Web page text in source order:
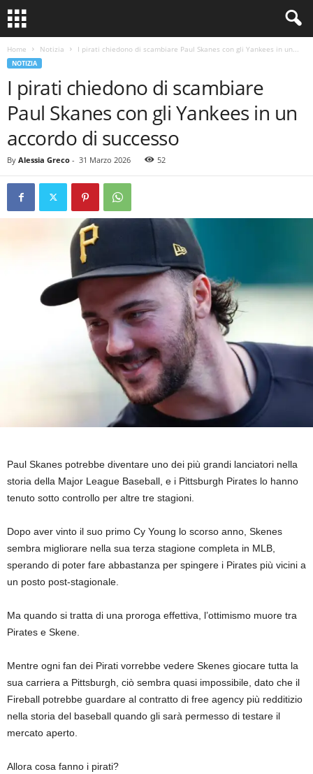
Home Notizia I pirati chiedono di scambiare Paul Skanes con gli Yankees in un...
NOTIZIA
I pirati chiedono di scambiare
Paul Skanes con gli Yankees in un
accordo di successo
By Alessia Greco - 31 Marzo 2026 52
Paul Skanes potrebbe diventare uno dei più grandi lanciatori nella
storia della Major League Baseball, e i Pittsburgh Pirates lo hanno
tenuto sotto controllo per altre tre stagioni.
Dopo aver vinto il suo primo Cy Young lo scorso anno, Skenes
sembra migliorare nella sua terza stagione completa in MLB,
sperando di poter fare abbastanza per spingere i Pirates più vicini a
un posto post-stagionale.
Ma quando si tratta di una proroga effettiva, l’ottimismo muore tra
Pirates e Skene.
Mentre ogni fan dei Pirati vorrebbe vedere Skenes giocare tutta la
sua carriera a Pittsburgh, ciò sembra quasi impossibile, dato che il
Fireball potrebbe guardare al contratto di free agency più redditizio
nella storia del baseball quando gli sarà permesso di testare il
mercato aperto.
Allora cosa fanno i pirati?